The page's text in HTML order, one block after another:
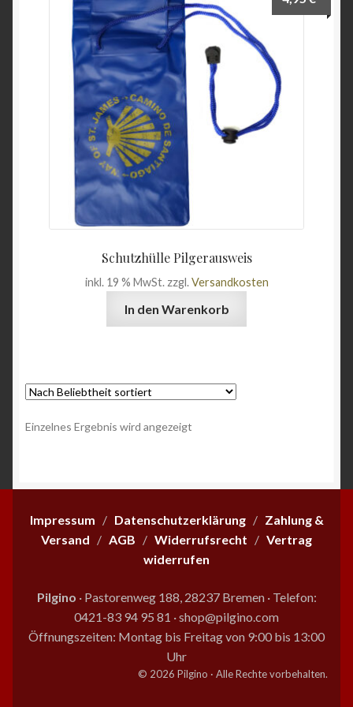
Wein & Öl
Angebote
Schutzhülle Pilgerausweis
inkl. 19 % MwSt. zzgl.Versandkosten
In den Warenkorb
Einzelnes Ergebnis wird angezeigt
Impressum / Datenschutzerklärung/ Zahlung &
Versand / AGB / Widerrufsrecht / Vertrag
widerrufen
Pilgino · Pastorenweg 188, 28237 Bremen ·Telefon:
0421-83 94 95 81 ·shop@pilgino.com
Öffnungszeiten: Montag bis Freitag von 9:00 bis 13:00
Uhr
© 2026 Pilgino · Alle Rechte vorbehalten.